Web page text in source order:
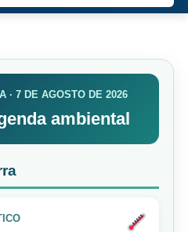
· 7 DE AGOSTO DE 2026
ambiental